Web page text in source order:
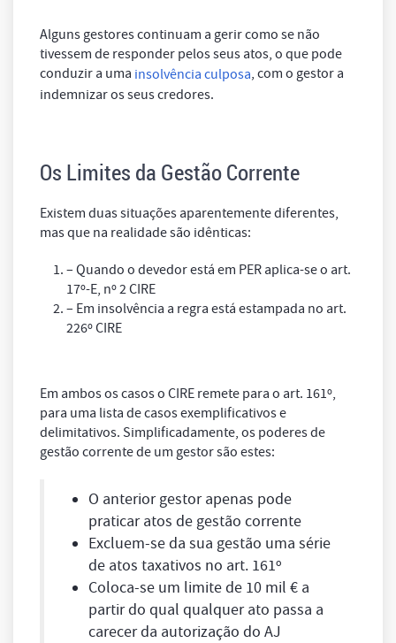
Alguns gestores continuam a gerir como se não
tivessem de responder pelos seus atos, o que pode
conduzir a uma insolvência culposa, com o gestor a
indemnizar os seus credores.
Os Limites da Gestão Corrente
Existem duas situações aparentemente diferentes,
mas que na realidade são idênticas:
– Quando o devedor está em PER aplica-se o art.
17º-E, nº 2 CIRE
– Em insolvência a regra está estampada no art.
226º CIRE
Em ambos os casos o CIRE remete para o art. 161º,
para uma lista de casos exemplificativos e
delimitativos. Simplificadamente, os poderes de
gestão corrente de um gestor são estes:
O anterior gestor apenas pode
praticar atos de gestão corrente
Excluem-se da sua gestão uma série
de atos taxativos no art. 161º
Coloca-se um limite de 10 mil € a
partir do qual qualquer ato passa a
carecer da autorização do AJ